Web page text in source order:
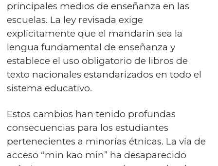
principales medios de enseñanza en las
escuelas. La ley revisada exige
explícitamente que el mandarín sea la
lengua fundamental de enseñanza y
establece el uso obligatorio de libros de
texto nacionales estandarizados en todo el
sistema educativo.
Estos cambios han tenido profundas
consecuencias para los estudiantes
pertenecientes a minorías étnicas. La vía de
acceso “min kao min” ha desaparecido